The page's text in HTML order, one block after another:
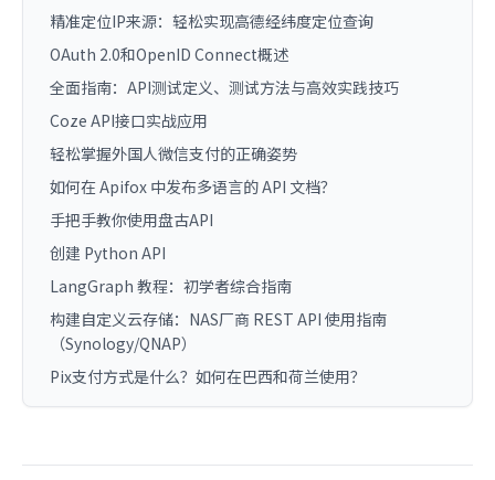
精准定位IP来源：轻松实现高德经纬度定位查询
OAuth 2.0和OpenID Connect概述
全面指南：API测试定义、测试方法与高效实践技巧
Coze API接口实战应用
轻松掌握外国人微信支付的正确姿势
如何在 Apifox 中发布多语言的 API 文档？
手把手教你使用盘古API
创建 Python API
LangGraph 教程：初学者综合指南
构建自定义云存储：NAS厂商 REST API 使用指南
（Synology/QNAP）
Pix支付方式是什么？如何在巴西和荷兰使用？